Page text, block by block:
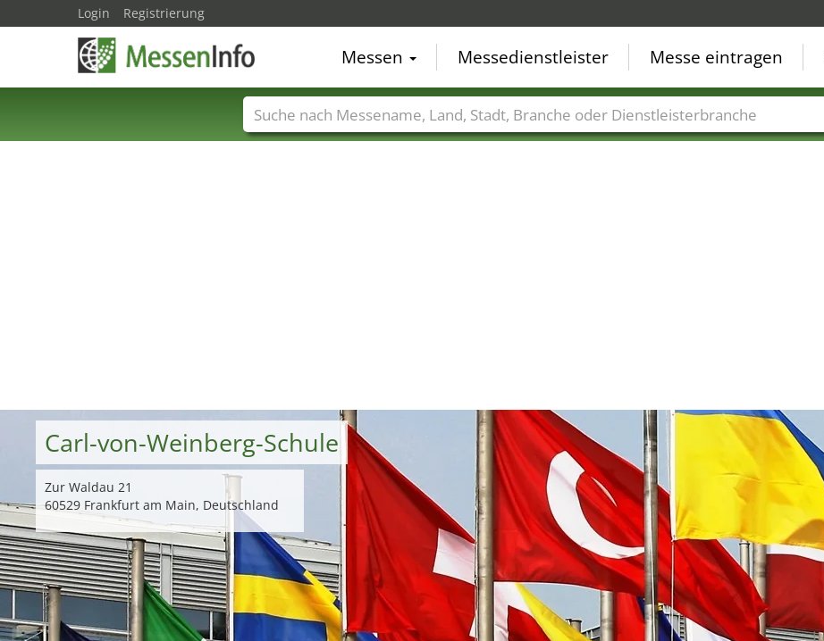
Carl-von-Weinberg-Schule
Zur Waldau 21
60529 Frankfurt am Main, Deutschland
Login Registrierung
Messen Messedienstleister Messe eintragen
Messenamen Länder Städte Branchen Dienstleisterbranchen